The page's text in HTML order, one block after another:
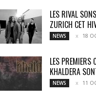
LES RIVAL
ZURICH CET
NEWS 18
LES PREMIERS
KHALDERA
NEWS 11